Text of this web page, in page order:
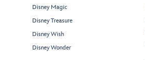
Disney Magic
Disney Treasure
Disney Wish
Disney Wonder